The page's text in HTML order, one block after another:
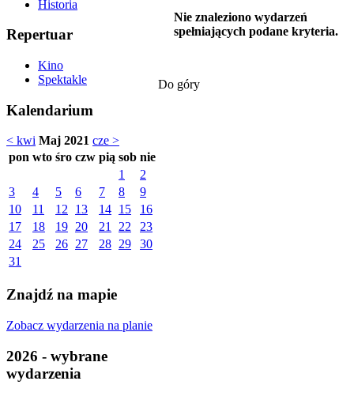
Historia
Repertuar
Kino
Spektakle
Kalendarium
< kwi Maj 2021 cze >
pon wto śro czw pią sob nie
1
2
3
4 5 6 7 8
9
10
11 12 13 14 15
16
17
18 19 20 21 22
23
24
25 26 27 28 29
30
31
Znajdź na mapie
Zobacz wydarzenia na planie
2026 - wybrane
wydarzenia
Nie znaleziono wydarzeń
spełniających podane kryteria.
Do góry